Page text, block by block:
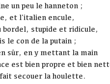
un peu le hanneton ;
et l'italien encule,
bordel, stupide et ridicule,
le con de la putain ;
sûr, en y mettant la main
est bien propre et bien
secouer la houlette.